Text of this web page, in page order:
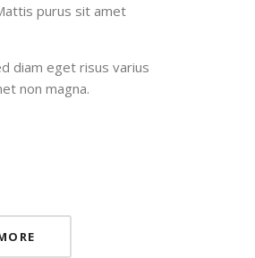
purus sit amet
diam eget risus varius
non magna.